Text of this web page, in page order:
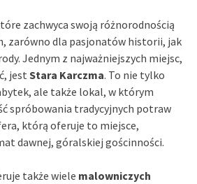
zachwyca swoją różnorodnością
zarówno dla pasjonatów historii, jak
Jednym z najważniejszych miejsc,
jest Stara Karczma. To nie tylko
ale także lokal, w którym
spróbowania tradycyjnych potraw
którą oferuje to miejsce,
dawnej, góralskiej gościnności.
także wiele malowniczych